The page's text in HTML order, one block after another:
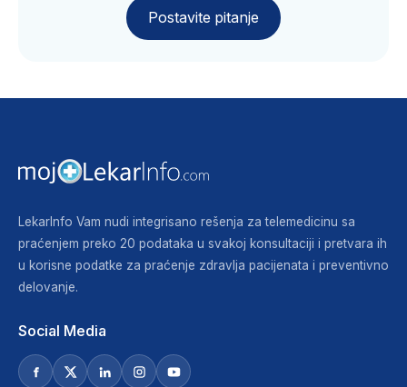
Postavite pitanje
LekarInfo Vam nudi integrisano rešenja za telemedicinu sa
praćenjem preko 20 podataka u svakoj konsultaciji i pretvara ih
u korisne podatke za praćenje zdravlja pacijenata i preventivno
delovanje.
Social Media